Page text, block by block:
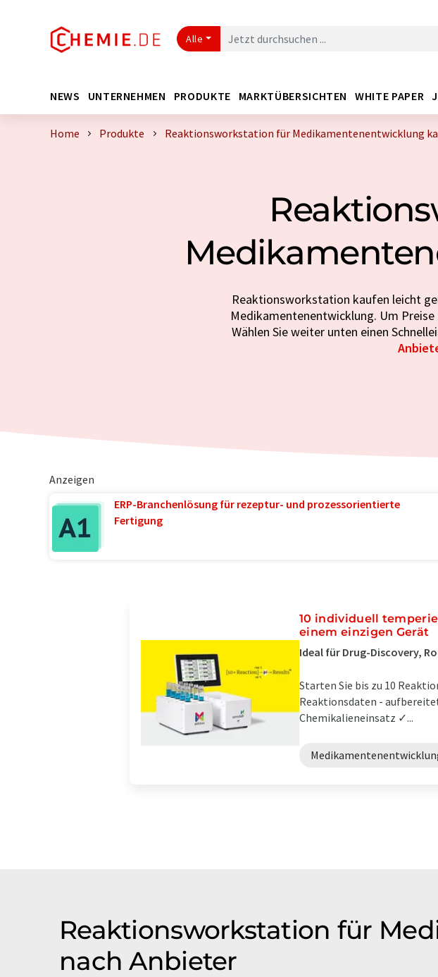
Alle
NEWS UNTERNEHMEN PRODUKTE MARKTÜBERSICHTEN WHITE PAPER
Home Produkte Reaktionsworkstation für Medikamentenentwicklung
Reaktionsworkstation kaufen leicht
Medikamentenentwicklung. Um
Wählen Sie weiter unten einen
Anzeigen
ERP-Branchenlösung für rezeptur- und prozessorientierte
Fertigung
10 individuell
einem einzigen Gerät
Ideal für Drug-Discovery,
Starten Sie bis zu 10
Reaktionsdaten -
Chemikalieneinsatz ✓...
Reaktionsworkstation für
nach Anbieter